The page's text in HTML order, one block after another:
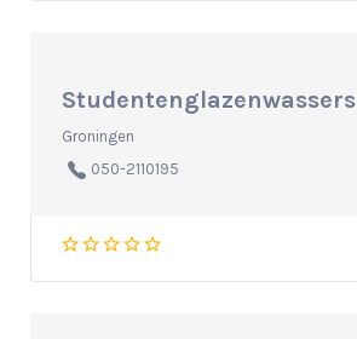
Studentenglazenwassers
Groningen
050-2110195